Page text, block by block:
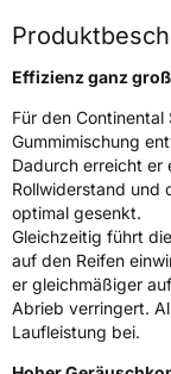
Fahrzeugart
Weitere
SchlauchtypTL
ZustandNeureifen
C-ReifenJa
EU Label
Effizienz ganz
Für den
Gummimischung
Dadurch erreicht er
Rollwiderstand und
optimal gesenkt.
Gleichzeitig führt
auf den Reifen
er gleichmäßiger
Abrieb verringert.
Laufleistung bei.